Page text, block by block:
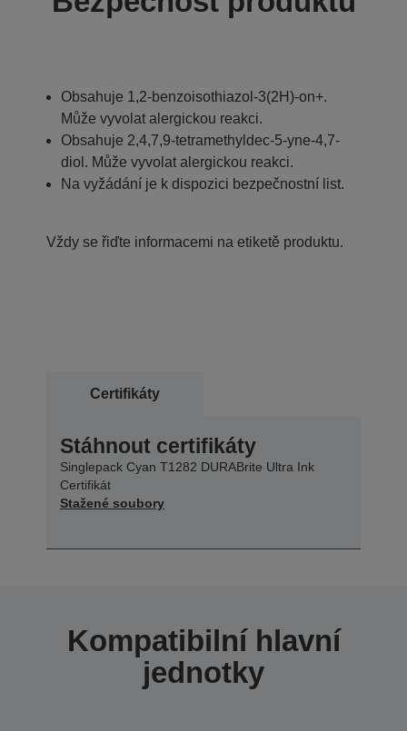
Obsahuje 1,2-benzoisothiazol-3(2H)-on+.
Může vyvolat alergickou reakci.
Obsahuje 2,4,7,9-tetramethyldec-5-yne-4,7-
diol. Může vyvolat alergickou reakci.
Na vyžádání je k dispozici bezpečnostní list.
Vždy se řiďte informacemi na etiketě produktu.
Certifikáty
Stáhnout certifikáty
Singlepack Cyan T1282 DURABrite Ultra Ink
Certifikát
Stažené soubory
Kompatibilní hlavní
jednotky